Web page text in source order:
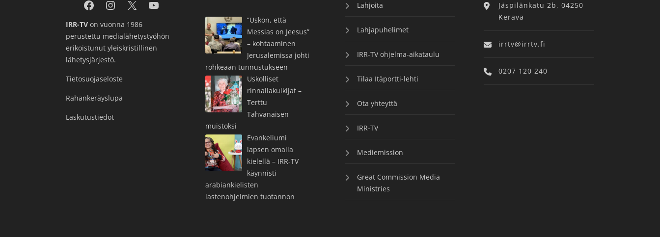
IRR-TV on vuonna 1986
perustettu medialähetystyöhön
erikoistunut yleiskristillinen
lähetysjärjestö.
Tietosuojaseloste
Rahankeräyslupa
Laskutustiedot
”Uskon, että
Messias on Jeesus”
– kohtaaminen
Jerusalemissa johti
rohkeaan tunnustukseen
Uskolliset
rinnallakulkijat –
Terttu
Tahvanaisen
muistoksi
Evankeliumi
lapsen omalla
kielellä – IRR-TV
käynnisti
arabiankielisten
lastenohjelmien tuotannon
Lahjoita
Lahjapuhelimet
IRR-TV ohjelma-aikataulu
Tilaa Itäportti-lehti
Ota yhteyttä
IRR-TV
Mediemission
Great Commission Media
Ministries
Jäspilänkatu 2b, 04250
Kerava
irrtv@irrtv.fi
0207 120 240